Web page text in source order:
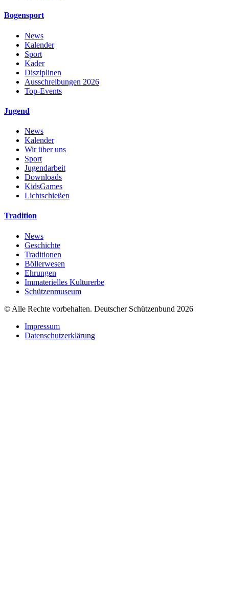
Bogensport
News
Kalender
Sport
Kader
Disziplinen
Ausschreibungen 2026
Top-Events
Jugend
News
Kalender
Wir über uns
Sport
Jugendarbeit
Downloads
KidsGames
Lichtschießen
Tradition
News
Geschichte
Traditionen
Böllerwesen
Ehrungen
Immaterielles Kulturerbe
Schützenmuseum
© Alle Rechte vorbehalten. Deutscher Schützenbund 2026
Impressum
Datenschutzerklärung